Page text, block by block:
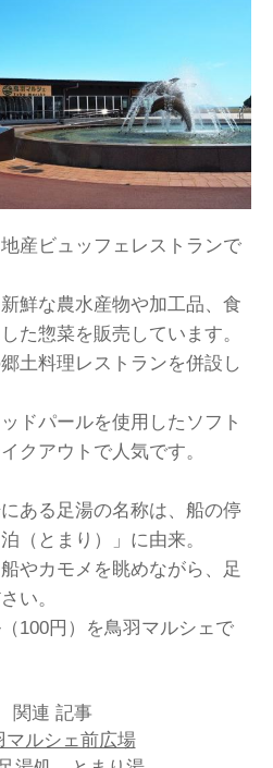
産ビュッフェレストランで
鮮な農水産物や加工品、食
た惣菜を販売しています。
土料理レストランを併設し
ドパールを使用したソフト
クアウトで人気です。
ある足湯の名称は、船の停
（とまり）」に由来。
やカモメを眺めながら、足
い。
100円）を鳥羽マルシェで
関連 記事
マルシェ前広場